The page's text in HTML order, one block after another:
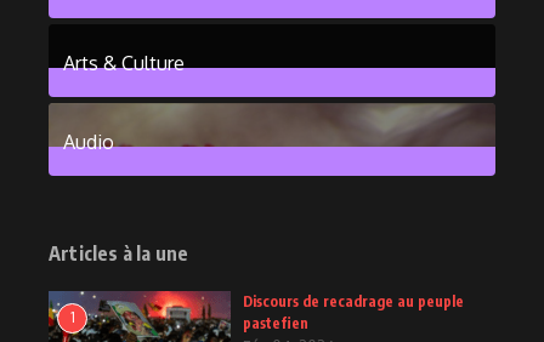
Arts & Culture
6Posts
Audio
Articles à la une
1
Discours de recadrage au peuple
pastefien